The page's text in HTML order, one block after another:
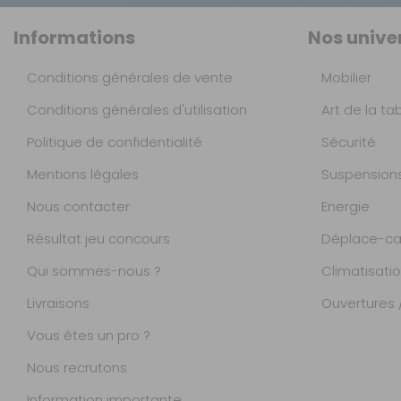
Informations
Conditions générales de vente
Conditions générales d'utilisation
Politique de confidentialité
Mentions légales
Nous contacter
Résultat jeu concours
Qui sommes-nous ?
Livraisons
Vous êtes un pro ?
Nous recrutons
Nos
Mobilier
Art de la
Sécurité
Energie
Déplace-
Ouvertures